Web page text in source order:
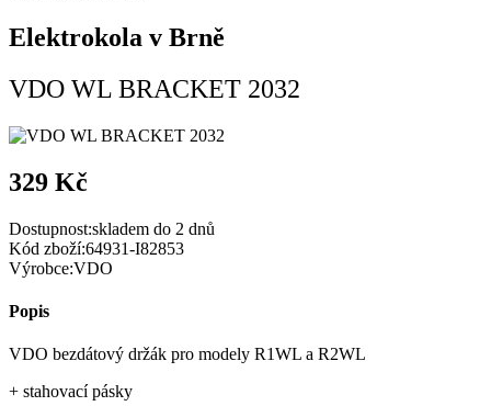
Elektrokola v Brně
VDO WL BRACKET 2032
329 Kč
Dostupnost:skladem do 2 dnů
Kód zboží:64931-I82853
Výrobce:VDO
Popis
VDO bezdátový držák pro modely R1WL a R2WL
+ stahovací pásky